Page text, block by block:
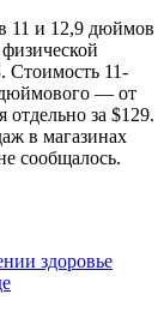
11 и 12,9 дюймов
Стоимость 11-
дюймового — от
за $129.
в магазинах
сообщалось.
здоровье